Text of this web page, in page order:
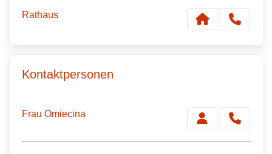
Rathaus
Kontaktpersonen
Frau Omiecina